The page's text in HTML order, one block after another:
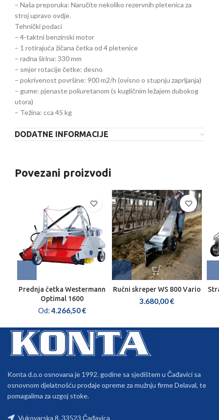
– Naša preporuka: Naručite nekoliko rezervnih pletenica za
stroj upravo ovdje.
Tehnički podaci
– 4-taktni benzinski motor
– 1 rotirajuća žičana četka od 4 pletenice
– radna širina: 330 mm
– smjer rotacije četke: desno
– pokrivenost površine: 900 m2/h (ovisno o stupnju zaprljanja)
– gume: pjenaste poliuretanom (s kugličnim ležajem dubokog
utora)
– Težina: cca 45 kg
DODATNE INFORMACIJE
Povezani proizvodi
Prednja četka Westermann
Optimal 1600
Od:4.266,50€
Ručni skreper WS 800 Vario
3.680,00€
Konta d.o.o osnovana je 1992. godine sa sjedištem u Čađavici sa
osnovnom djelatnošću prodaje opreme za mužnju firme Delaval, te
pomagalima za uzgoj stoke.
Vukovarska 8, 33523 Čađavica